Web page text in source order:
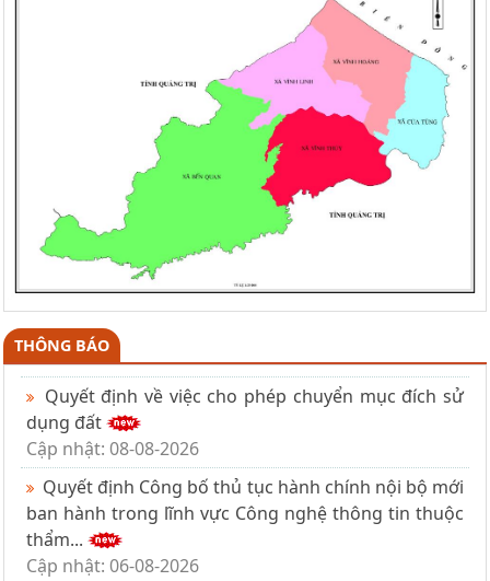
THÔNG BÁO
Quyết định về việc cho phép chuyển mục đích sử
dụng đất
Cập nhật: 08-08-2026
Quyết định Công bố thủ tục hành chính nội bộ mới
ban hành trong lĩnh vực Công nghệ thông tin thuộc
thẩm...
Cập nhật: 06-08-2026